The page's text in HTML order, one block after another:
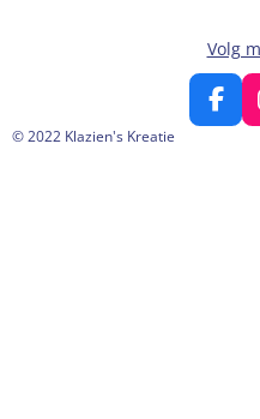
Volg
F
a
© 2022 Klazien's Kreatie